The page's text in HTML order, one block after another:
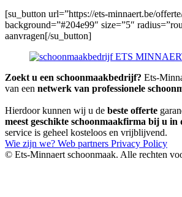
[su_button url=”https://ets-minnaert.be/
background=”#204e99″ size=”5″
aanvragen[/su_button]
Zoekt u een schoonmaakbedrijf? Ets-
van een netwerk van professionele
Hierdoor kunnen wij u de beste offerte
meest geschikte schoonmaakfirma bij u in
service is geheel kosteloos en vrijblijvend.
Wie zijn we? Web partners Privacy Policy
© Ets-Minnaert schoonmaak. Alle rechten